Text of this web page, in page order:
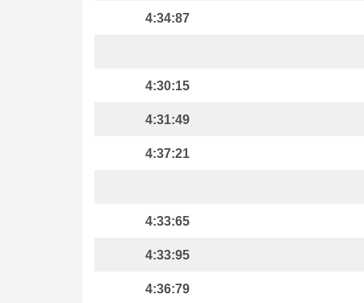
4:34:87
4:30:15
4:31:49
4:37:21
4:33:65
4:33:95
4:36:79